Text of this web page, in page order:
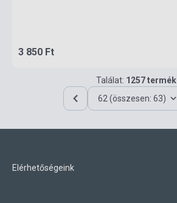
3 850 Ft
Találat: 1257 termék
62 (összesen: 63)
Elérhetőségeink